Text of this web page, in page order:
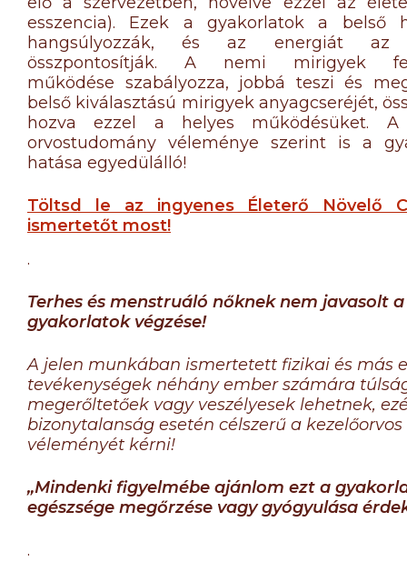
esszencia). Ezek a gyakorlatok a belső
hangsúlyozzák, és az energiát az
összpontosítják. A nemi mirigyek
működése szabályozza, jobbá teszi és
belső kiválasztású mirigyek anyagcseréjét,
hozva ezzel a helyes működésüket. A
orvostudomány véleménye szerint is a
hatása egyedülálló!
Töltsd le az ingyenes Életerő Növelő
ismertetőt most!
.
Terhes és menstruáló nőknek nem javasolt a
gyakorlatok végzése!
A jelen munkában ismertetett fizikai és más
tevékenységek néhány ember számára
megerőltetőek vagy veszélyesek lehetnek,
bizonytalanság esetén célszerű a kezelőorvos
véleményét kérni!
„Mindenki figyelmébe ajánlom ezt a
egészsége megőrzése vagy gyógyulása
.